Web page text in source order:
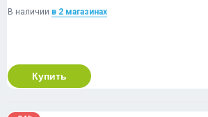
В наличии в 2 магазинах
Купить